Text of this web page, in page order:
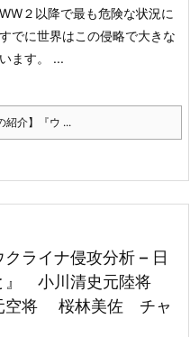
２以降で最も危険な状況に
でに世界はこの侵略で大きな
ます。 ...
紹介】『ウ ...
ライナ侵攻分析 – 日
』 小川清史元陸将
空将 桜林美佐 チャ